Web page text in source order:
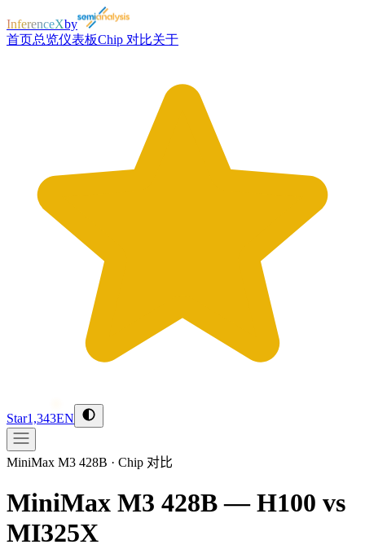
InferenceXby
首页总览仪表板Chip 对比关于
Star1,343EN
MiniMax M3 428B · Chip 对比
MiniMax M3 428B — H100 vs
MI325X